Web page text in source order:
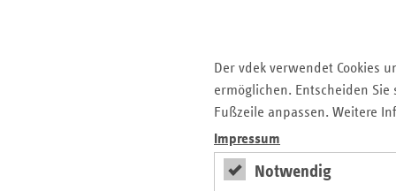
Der vdek verwendet Cookies
ermöglichen. Entscheiden
Fußzeile anpassen. Weitere
Impressum
Notwendig
DA Krankenhaus
DA Mitteilungsmanagement
DA Pflege
DA Vorsorge/Reha
DA Weitere